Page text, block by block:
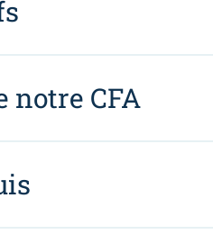
notre CFA